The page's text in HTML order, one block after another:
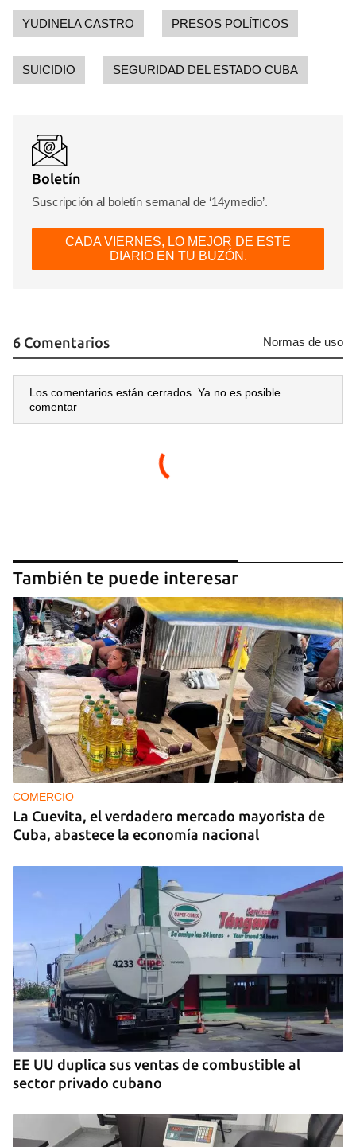
YUDINELA CASTRO PRESOS POLÍTICOS
SUICIDIO SEGURIDAD DEL ESTADO CUBA
Boletín
Suscripción al boletín semanal de ‘14ymedio’.
CADA VIERNES, LO MEJOR DE ESTE
DIARIO EN TU BUZÓN.
6 Comentarios Normas de uso
Los comentarios están cerrados. Ya no es posible
comentar
También te puede interesar
COMERCIO
La Cuevita, el verdadero mercado mayorista de
Cuba, abastece la economía nacional
EE UU duplica sus ventas de combustible al
sector privado cubano